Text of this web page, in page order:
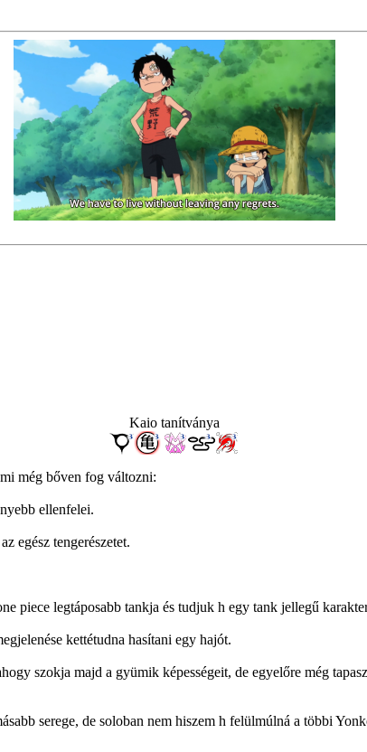
Kaio tanítványa
még bőven fog változni:
ellenfelei.
egész tengerészetet.
piece legtáposabb tankja és tudjuk h egy tank jellegű
kettétudna hasítani egy hajót.
szokja majd a gyümik képességeit, de egyelőre még
serege, de soloban nem hiszem h felülmúlná a többi